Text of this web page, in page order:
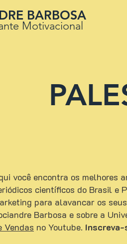
BARBOSA
Motivacional
você encontra os melhores
científicos do Brasil e
para alavancar os
Barbosa e sobre a
Vendas no Youtube.